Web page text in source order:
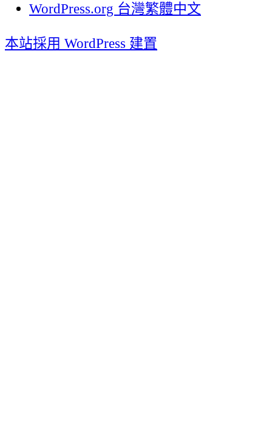
WordPress.org 台灣繁體中文
本站採用 WordPress 建置